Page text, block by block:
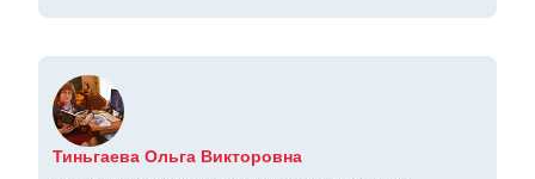
Тиньгаева Ольга Викторовна